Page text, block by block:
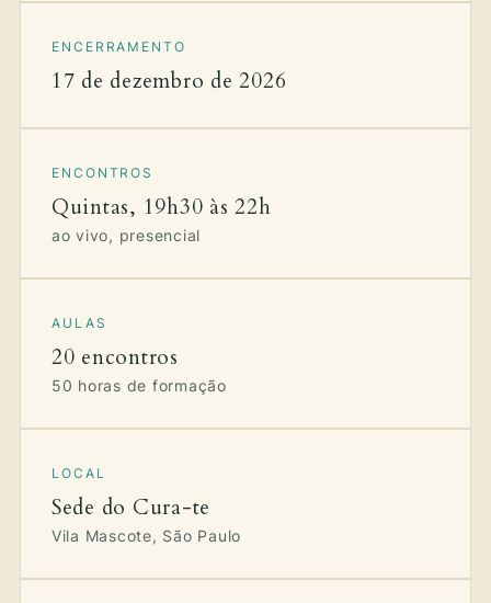
ENCERRAMENTO
17 de dezembro de 2026
ENCONTROS
Quintas, 19h30 às 22h
ao vivo, presencial
AULAS
20 encontros
50 horas de formação
LOCAL
Sede do Cura-te
Vila Mascote, São Paulo